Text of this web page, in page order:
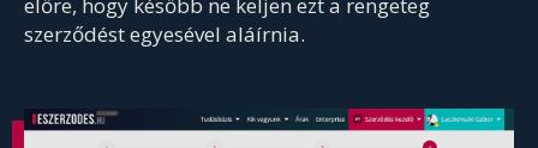
szerződést egyesével aláírnia.